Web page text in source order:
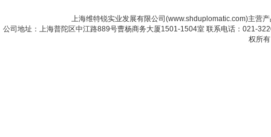
上海维特锐实业发展有限公司(www.shduplomatic.com)主营
公司地址：上海普陀区中江路889号曹杨商务大厦1501-1504室 联系电话：021-
权所